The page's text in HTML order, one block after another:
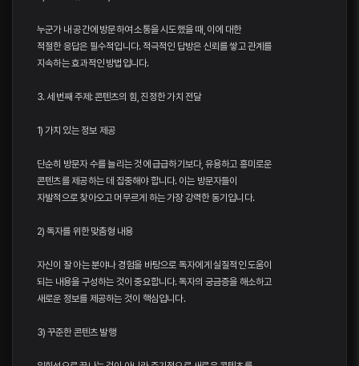
누군가 내 공간에 방문하여 소통을 시도했을 때, 이에 대한
적절한 응답은 필수적입니다. 적극적인 답방은 신뢰를 쌓고 관계를
지속하는 효과적인 방법입니다.
3. 세 번째 주제: 콘텐츠의 힘, 진정한 가치 전달
1) 가치 있는 정보 제공
단순히 방문자 수를 늘리는 것에 급급하기보다, 유용하고 흥미로운
콘텐츠를 제공하는 데 집중해야 합니다. 이는 방문자들이
자발적으로 찾아오고 머무르게 하는 가장 강력한 동기입니다.
2) 독자를 위한 맞춤형 내용
자신이 잘 아는 분야나 경험을 바탕으로 독자에게 실질적인 도움이
되는 내용을 구성하는 것이 중요합니다. 독자의 궁금증을 해소하고
새로운 정보를 제공하는 것이 핵심입니다.
3) 꾸준한 콘텐츠 발행